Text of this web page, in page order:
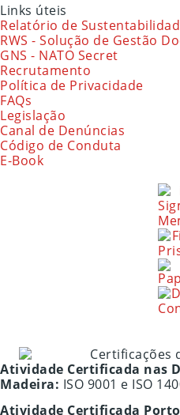
Links úteis
Relatório de
RWS - Solução de Gestão
GNS - NATO Secret
Recrutamento
Política de Privacidade
FAQs
Legislação
Canal de Denúncias
Código de Conduta
E-Book
Atividade Certificada nas
Madeira: ISO 9001 e ISO
Atividade Certificada